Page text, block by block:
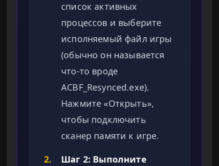
список активных
процессов и выберите
исполняемый файл игры
(обычно он называется
что-то вроде
ACBF_Resynced.exe).
Нажмите «Открыть»,
чтобы подключить
сканер памяти к игре.
2.
Шаг 2: Выполните